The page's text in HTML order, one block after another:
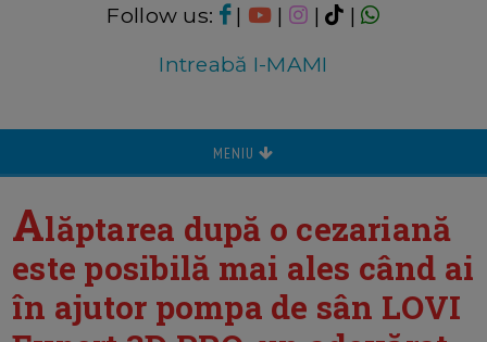
Follow us: | | |
|
Intreabă I-MAMI
MENIU
Alăptarea după o cezariană
este posibilă mai ales când ai
în ajutor pompa de sân LOVI